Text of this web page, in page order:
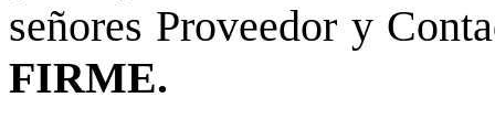
señores Proveedor y
FIRME.